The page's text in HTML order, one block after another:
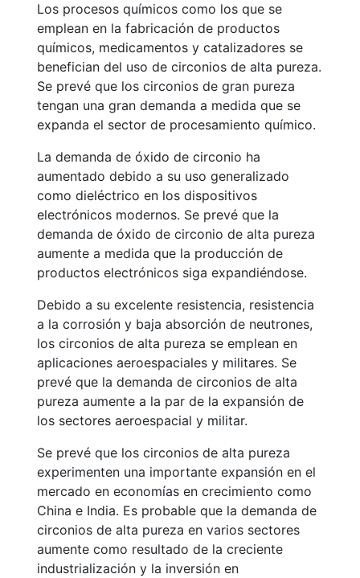
Los procesos químicos como los que se
emplean en la fabricación de productos
químicos, medicamentos y catalizadores se
benefician del uso de circonios de alta pureza.
Se prevé que los circonios de gran pureza
tengan una gran demanda a medida que se
expanda el sector de procesamiento químico.
La demanda de óxido de circonio ha
aumentado debido a su uso generalizado
como dieléctrico en los dispositivos
electrónicos modernos. Se prevé que la
demanda de óxido de circonio de alta pureza
aumente a medida que la producción de
productos electrónicos siga expandiéndose.
Debido a su excelente resistencia, resistencia
a la corrosión y baja absorción de neutrones,
los circonios de alta pureza se emplean en
aplicaciones aeroespaciales y militares. Se
prevé que la demanda de circonios de alta
pureza aumente a la par de la expansión de
los sectores aeroespacial y militar.
Se prevé que los circonios de alta pureza
experimenten una importante expansión en el
mercado en economías en crecimiento como
China e India. Es probable que la demanda de
circonios de alta pureza en varios sectores
aumente como resultado de la creciente
industrialización y la inversión en